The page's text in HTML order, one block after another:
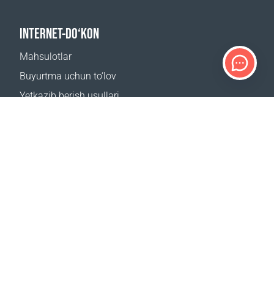
INTERNET-DO‘KON
Mahsulotlar
Buyurtma uchun to‘lov
Yetkazib berish usullari